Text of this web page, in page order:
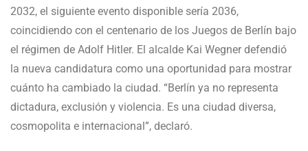
2032, el siguiente evento disponible sería 2036,
coincidiendo con el centenario de los Juegos de Berlín bajo
el régimen de Adolf Hitler. El alcalde Kai Wegner defendió
la nueva candidatura como una oportunidad para mostrar
cuánto ha cambiado la ciudad. “Berlín ya no representa
dictadura, exclusión y violencia. Es una ciudad diversa,
cosmopolita e internacional”, declaró.